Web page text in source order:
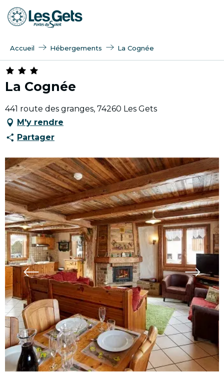
Aller
au
Accueil Hébergements La Cognée
La Cognée
441 route des granges, 74260 Les Gets
M'y rendre
Partager